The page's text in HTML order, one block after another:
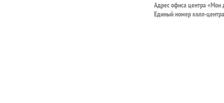
Адрес офиса центра «Мои
Единый номер колл-